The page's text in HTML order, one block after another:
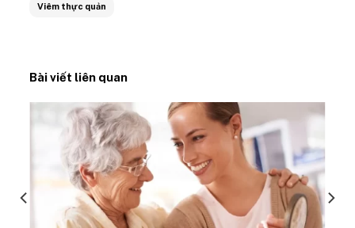
Viêm thực quản
Bài viết liên quan